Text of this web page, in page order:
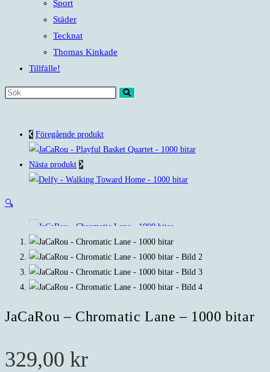
Sport
Städer
Tecknat
Thomas Kinkade
Tillfälle!
Sök
webbplatsFöregående produkt
Nästa produkt
🔍
JaCaRou – Chromatic Lane – 1000 bitar
329,00 kr